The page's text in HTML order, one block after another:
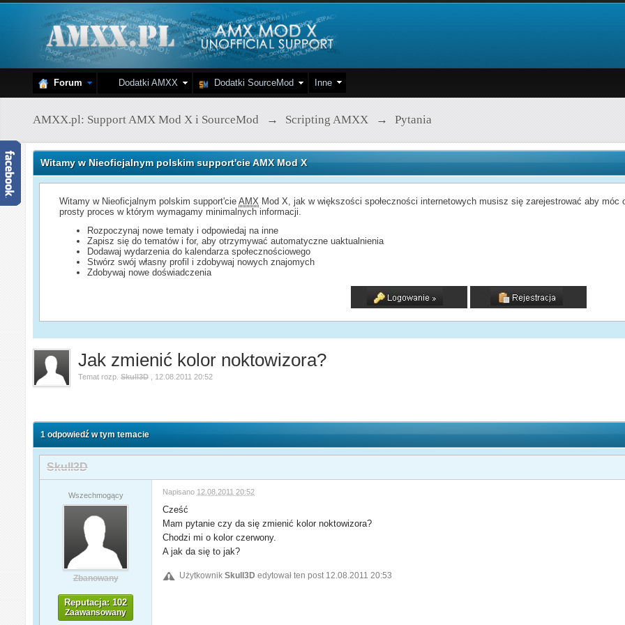
Forum Dodatki AMXX Dodatki SourceMod Inne
AMXX.pl: Support AMX Mod X i SourceMod → Scripting AMXX → Pytania
Witamy w Nieoficjalnym polskim support'cie AMX Mod X
Witamy w Nieoficjalnym polskim support'cieAMX Mod X, jak w większości społeczności internetowych musisz się zarejestrować aby
prosty proces w którym wymagamy minimalnych informacji.
Rozpoczynaj nowe tematy i odpowiedaj na inne
Zapisz się do tematów i for, aby otrzymywać automatyczne uaktualnienia
Dodawaj wydarzenia do kalendarza społecznościowego
Stwórz swój własny profil i zdobywaj nowych znajomych
Zdobywaj nowe doświadczenia
Jak zmienić kolor noktowizora?
Temat rozp.Skull3D 12.08.2011 20:52
1 odpowiedź w tym temacie
Skull3D
Wszechmogący
Zbanowany
Reputacja: 102
Zaawansowany
Napisano 12.08.2011 20:52
Cześć
Mam pytanie czy da się zmienić kolor noktowizora?
Chodzi mi o kolor czerwony.
A jak da się to jak?
UżytkownikSkull3D edytował ten post 12.08.2011 20:53